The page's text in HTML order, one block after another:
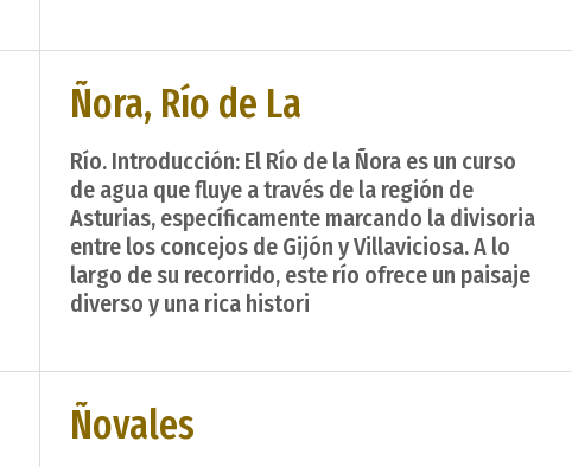
Ñora, Río de La
Río. Introducción: El Río de la Ñora es un curso
de agua que fluye a través de la región de
Asturias, específicamente marcando la divisoria
entre los concejos de Gijón y Villaviciosa. A lo
largo de su recorrido, este río ofrece un paisaje
diverso y una rica histori
Ñovales